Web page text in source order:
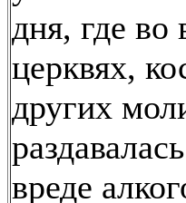
дня, где во
церквях,
других
вреде